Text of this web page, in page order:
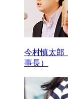
今村慎太
事長）